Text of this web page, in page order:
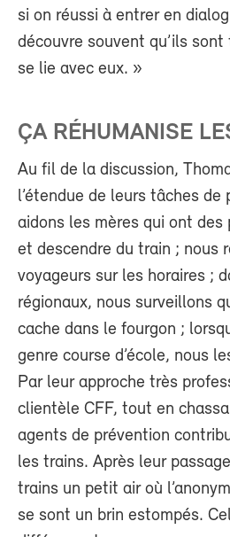
si on réussi à entrer en
découvre souvent qu’ils
se lie avec eux. »
ÇA RÉHUMANISE
Au fil de la discussion,
l’étendue de leurs tâches de
aidons les mères qui ont
et descendre du train ; nous
voyageurs sur les horaires ;
régionaux, nous surveillons
cache dans le fourgon ;
genre course d’école, nous
Par leur approche très
clientèle CFF, tout en
agents de prévention
les trains. Après leur
trains un petit air où
se sont un brin estompés.